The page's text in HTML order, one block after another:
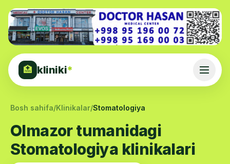
🏥 kliniki*
Bosh sahifa/Klinikalar/Stomatologiya
Olmazor tumanidagi
Stomatologiya klinikalari